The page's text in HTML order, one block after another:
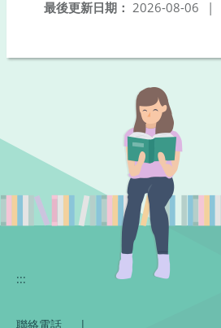
最後更新日期： 2026-08-06
|
:::
聯絡電話 |